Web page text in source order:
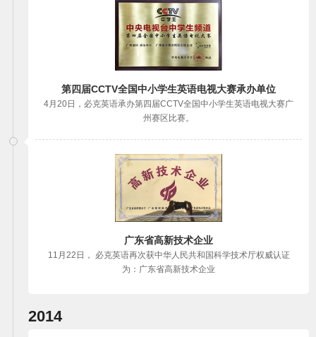
第四届CCTV全国中小学生英语电视大赛承办单位
4月20日，必克英语承办第四届CCTV全国中小学生英语电视大赛广
州赛区比赛。
广东省高新技术企业
11月22日， 必克英语再次获中华人民共和国科学技术厅权威认证
为：广东省高新技术企业
2014